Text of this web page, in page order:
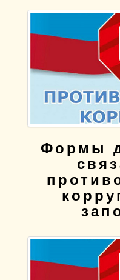
Формы